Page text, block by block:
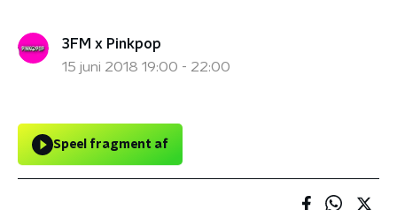
3FM x Pinkpop
15 juni 2018 19:00 - 22:00
Speel fragment af